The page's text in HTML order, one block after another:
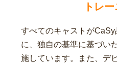
トレ
すべてのキャストがCaSy
に、独自の基準に基づい
施しています。また、デ